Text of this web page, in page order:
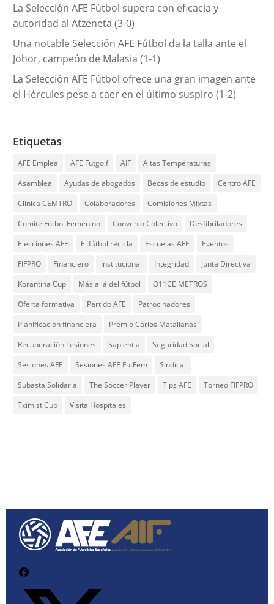
La Selección AFE Fútbol supera con eficacia y
autoridad al Atzeneta (3-0)
Una notable Selección AFE Fútbol da la talla ante el
Johor, campeón de Malasia (1-1)
La Selección AFE Fútbol ofrece una gran imagen ante
el Hércules pese a caer en el último suspiro (1-2)
Etiquetas
AFE Emplea AFE Futgolf AIF
Altas Temperaturas
Asamblea
Ayudas de abogados Becas de estudio
Centro AFE
Clínica CEMTRO
Colaboradores
Comisiones Mixtas
Comité Fútbol Femenino
Convenio Colectivo
Desfibriladores
Elecciones AFE
El fútbol recicla Escuelas AFE
Eventos
FIFPRO
Financiero Institucional Integridad
Junta Directiva
Korantina Cup
Más allá del fútbol
O11CE METROS
Oferta formativa
Partido AFE
Patrocinadores
Planificación financiera
Premio Carlos Matallanas
Recuperación Lesiones
Sapientia
Seguridad Social
Sesiones AFE
Sesiones AFE FutFem
Sindical
Subasta Solidaria
The Soccer Player Tips AFE
Torneo FIFPRO
Tximist Cup
Visita Hospitales